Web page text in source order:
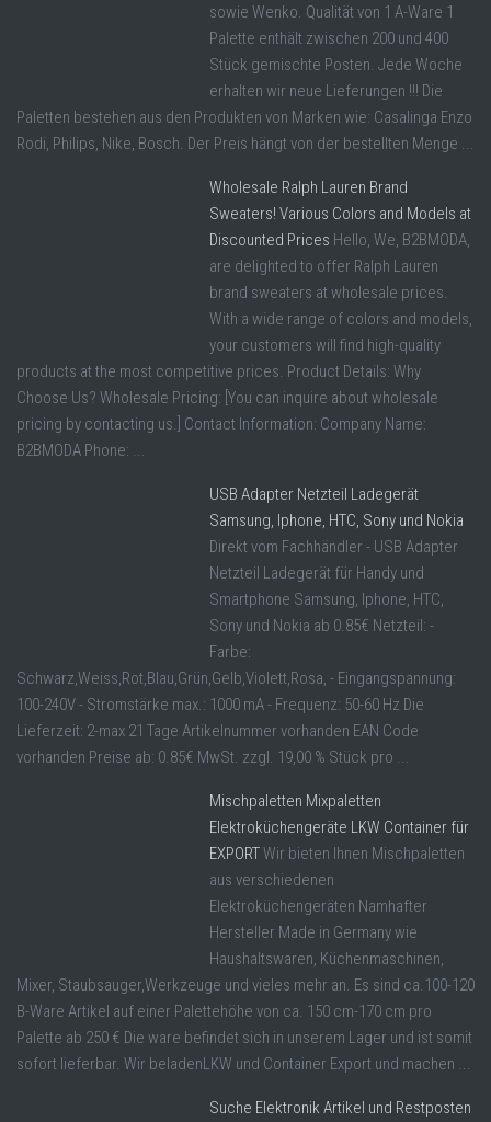
sowie Wenko. Qualität von 1 A-Ware 1
Palette enthält zwischen 200 und 400
Stück gemischte Posten. Jede Woche
erhalten wir neue Lieferungen !!! Die
Paletten bestehen aus den Produkten von Marken wie: Casalinga Enzo
Rodi, Philips, Nike, Bosch. Der Preis hängt von der bestellten Menge ...
Wholesale Ralph Lauren Brand
Sweaters! Various Colors and Models at
Discounted Prices Hello, We, B2BMODA,
are delighted to offer Ralph Lauren
brand sweaters at wholesale prices.
With a wide range of colors and models,
your customers will find high-quality
products at the most competitive prices. Product Details: Why
Choose Us? Wholesale Pricing: [You can inquire about wholesale
pricing by contacting us.] Contact Information: Company Name:
B2BMODA Phone: ...
USB Adapter Netzteil Ladegerät
Samsung, Iphone, HTC, Sony und Nokia
Direkt vom Fachhändler - USB Adapter
Netzteil Ladegerät für Handy und
Smartphone Samsung, Iphone, HTC,
Sony und Nokia ab 0.85€ Netzteil: -
Farbe:
Schwarz,Weiss,Rot,Blau,Grün,Gelb,Violett,Rosa, - Eingangspannung:
100-240V - Stromstärke max.: 1000 mA - Frequenz: 50-60 Hz Die
Lieferzeit: 2-max 21 Tage Artikelnummer vorhanden EAN Code
vorhanden Preise ab: 0.85€ MwSt. zzgl. 19,00 % Stück pro ...
Mischpaletten Mixpaletten
Elektroküchengeräte LKW Container für
EXPORTWir bieten Ihnen Mischpaletten
aus verschiedenen
Elektroküchengeräten Namhafter
Hersteller Made in Germany wie
Haushaltswaren, Küchenmaschinen,
Mixer, Staubsauger,Werkzeuge und vieles mehr an. Es sind ca.100-120
B-Ware Artikel auf einer Palettehöhe von ca. 150 cm-170 cm pro
Palette ab 250 € Die ware befindet sich in unserem Lager und ist somit
sofort lieferbar. Wir beladenLKW und Container Export und machen ...
Suche Elektronik Artikel und Restposten